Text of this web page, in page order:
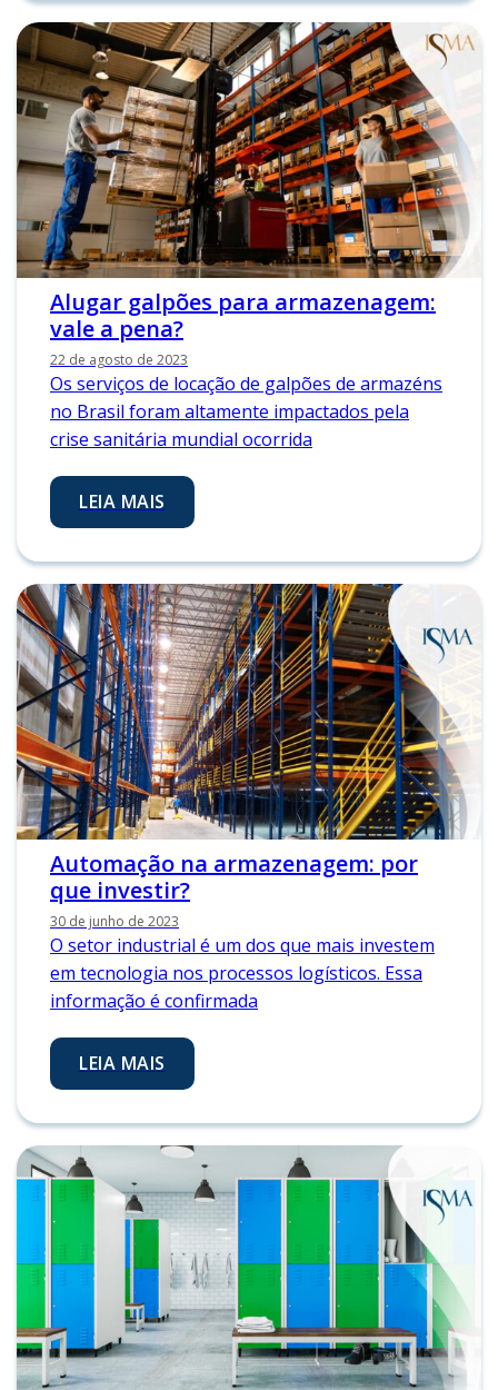
Alugar galpões para armazenagem:
vale a pena?
22 de agosto de 2023
Os serviços de locação de galpões de armazéns
no Brasil foram altamente impactados pela
crise sanitária mundial ocorrida
LEIA MAIS
Automação na armazenagem: por
que investir?
30 de junho de 2023
O setor industrial é um dos que mais investem
em tecnologia nos processos logísticos. Essa
informação é confirmada
LEIA MAIS